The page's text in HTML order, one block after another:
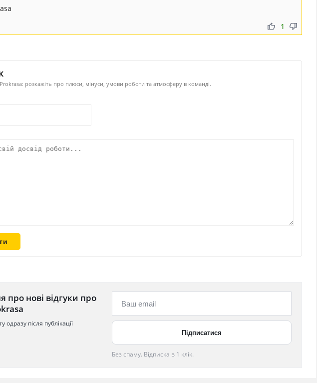
thumb_up thumb_down
1
розкажіть про плюси, мінуси, умови роботи та атмосферу в команді.
про нові відгуки про
після публікації
Без спаму. Відписка в 1 клік.